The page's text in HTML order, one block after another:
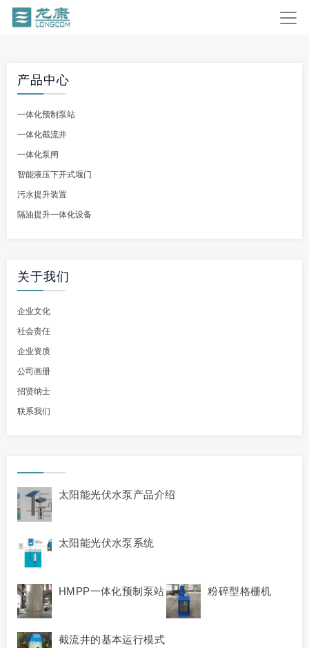
产品中心
一体化预制泵站
一体化截流井
一体化泵闸
智能液压下开式堰门
污水提升装置
隔油提升一体化设备
关于我们
企业文化
社会责任
企业资质
公司画册
招贤纳士
联系我们
太阳能光伏水泵产品介绍
太阳能光伏水泵系统
HMPP一体化预制泵站 粉碎型格栅机
截流井的基本运行模式